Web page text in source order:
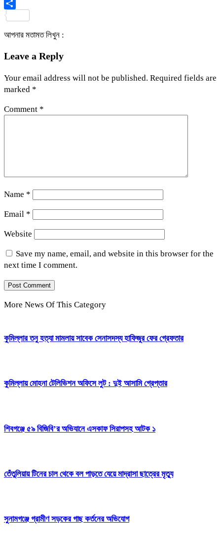
Viber
আপনার মতামত লিখুন :
Leave a Reply
Your email address will not be published. Required fields are
marked *
Comment *
Name *
Email *
Website
Save my name, email, and website in this browser for the
next time I comment.
More News Of This Category
কুমিল্লার তনু হত্যা মামলায় সাবেক সেনাসদস্য হাফিজুর ফের গ্রেফতার
কুমিল্লায় মোহনা টেলিভিশন অফিসে লুট : দুই আসামি গ্রেপ্তার
শিবগঞ্জে ৫৯ বিজিবি’র অভিযানে এসকাফ সিরাপসহ আটক ১
তেঁতুলিয়ায় টিনের চাল থেকে বল পাড়তে যেয়ে মাদ্রাসা ছাত্রের মৃত্যু
সুনামগঞ্জে গ্রামীণ সড়কের গাছ কর্তনের অভিযোগ